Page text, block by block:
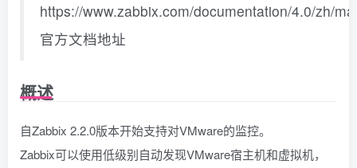
https://www.zabbix.com/documentation/4.0/zh/
官方文档地址
概述
自Zabbix 2.2.0版本开始支持对VMware的监控。
Zabbix可以使用低级别自动发现VMware宿主机和虚拟机，